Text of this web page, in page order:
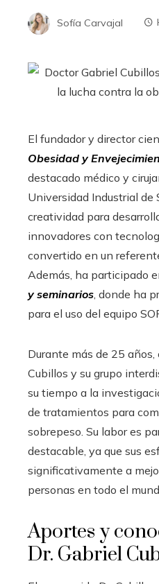
Sofía Carvajal
El fundador y director
Obesidad y
destacado médico y
Universidad Industrial de
creatividad para
innovadores con
convertido en un
Además, ha participado
y seminarios , donde ha
para el uso del equipo
Durante más de 25 años,
Cubillos y su grupo
su tiempo a la
de tratamientos para
sobrepeso. Su labor es
destacable, ya que sus
significativamente a
personas en todo el
Aportes y
Dr. Gabriel